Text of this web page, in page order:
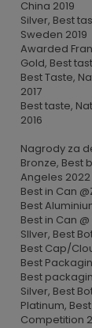
China 2019
Silver, Best
Sweden 2019
Awarded
Gold, Best
Best Taste,
2017
Best taste,
2016
Nagrody za
Bronze, Best
Angeles 2022
Best in Can
Best
Best in Can
SIlver, Best
Best Cap/
Best
Best
Silver, Best
Platinum,
Competition